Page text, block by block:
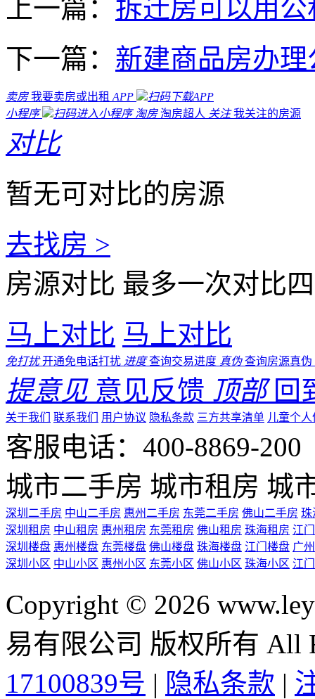
上一篇： 拆迁房可以用
下一篇： 新建商品房办
卖房 我要卖房或出租 APP
扫码下载APP
小程序
扫码进入小程序 淘房 淘房超人 关注 我关注的房源
对比
暂无可对比的房源
去找房 >
房源对比 最多一次对比
马上对比 马上对比
免打扰 开通免电话打扰 进度 查询交易进度 真伪 查询房源真伪
提意见 意见反馈 顶部 回
关于我们 联系我们 用户协议 隐私条款 三方共享清单 儿童个
客服电话：400-8869-200
城市二手房 城市租房 城
深圳二手房 中山二手房 惠州二手房 东莞二手房 佛山二手房 珠
深圳租房 中山租房 惠州租房 东莞租房 佛山租房 珠海租房 江
深圳楼盘 惠州楼盘 东莞楼盘 佛山楼盘 珠海楼盘 江门楼盘 广
深圳小区 中山小区 惠州小区 东莞小区 佛山小区 珠海小区 江
Copyright © 2026
易有限公司 版权所有 All
17100839号 | 隐私条款 |